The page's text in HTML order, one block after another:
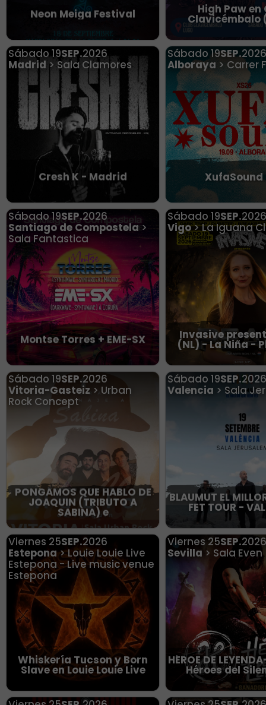
Neon Meiga Festival High Paw en
Clavicémbalo
Sábado 19SEP.2026
Madrid > Sala Clamores
Cresh K - Madrid
Sábado 19SEP.2026
Alboraya > Carrer
XufaSound
Sábado 19SEP.2026
Santiago de Compostela>
Sala Fantastica
Montse Torres + EME-SX
Sábado 19SEP.2026
Vigo> La Iguana
Invasive
(NL) - La Niña -
Sábado 19SEP.2026
Vitoria-Gasteiz > Urban
Rock Concept
PONGAMOS QUE HABLO DE
JOAQUIN (TRIBUTO A
SABINA) e
Sábado 19SEP.2026
Valencia > Sala
BLAUMUT EL
FET TOUR -
Viernes 25SEP.2026
Estepona> Louie Louie Live
Estepona - Live music venue
Estepona
Whiskería Tucson y Born
Slave en Louie Louie Live
Viernes 25SEP.2026
Sevilla > Sala Even
HÉROE DE
Héroes del